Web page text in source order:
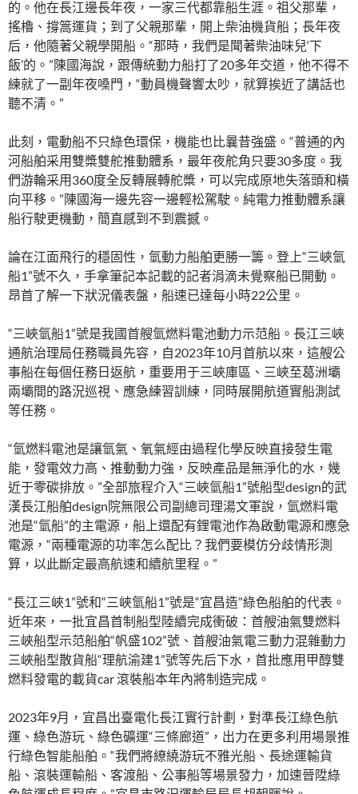
的。他在長江邊長年夜，一家三代都靠船生涯。祖父那輩，
搖櫓、撐篙運貨；到了父親那輩，開上柴油機貨船；長年夜
后，他隨著父親學開船。“那時，我們是聞著柴油味兒‘下
飯’的。”陳國海說，跟傳統動力船打了20多年交道，他不得不
練就了一副年夜嗓門，“動員機聲響太吵，就算挨近了講話也
聽不清。”
此刻，電動船不只綠色環保，機能也比曩昔強盛。“普通的內
河船舶采用雙槳雙舵推動體系，最年夜舵角只要30多度。我
們游輪采用360度全反轉展轉舵槳，可以完成原地失落頭和橫
向平移。”陳國海一邊先容一邊輕松駕駛。純電力推動體系讓
船行駛更機動，簡直感到不到震撼。
論在江面飛行的穩固性，氫動力船舶更勝一籌。登上“三峽氫
船1”號不久，手拿筆記本記載的記者涓滴未覺察船已開動。
昂首了解一下狀況儀表盤，船速已達每小時22公里。
“三峽氫船1”號是我國首艘氫燃料電池動力示范船。長江三峽
通航治理局任務職員先容，自2023年10月首航以來，這艘公
事船在每個任務日返航，重要用于三峽庫區、三峽至葛洲壩
兩壩間的路況巡視、應急練習訓練，同時展開航道實船測試
等任務。
“氫燃料電池是讓氫氣、氧氣經由過程化學反映直接發生電
能，發電效力高、推動動力強，反映產品是無淨化的水，幾
近于零碳排放。”全部旅程介入“三峽氫船1”號船型design的武
漢長江船舶design院無限公司副總司理湯文軍說，氫燃料電
池是“氫船”的主電源，船上還配有鋰電池作為啟動電源和應急
電源，“兩種電源的功率怎么配比？我們要模仿分歧情形測
算，以此斷定最高航速和續航里程。”
“長江三峽1”號和“三峽氫船1”號是“宜昌造”綠色船舶的代表。
近年來，一批宜昌首制船型陸續完成衝破：首艘油氣雙燃料
三峽船型示范船舶“帆盛102”號、首艘油氣電三動力混雜動力
三峽船型散貨船“理航渝建1”號等先后下水，首批應用甲醇雙
燃料發電的載貨car 滾裝船本年內將制造完成。
2023年9月，宜昌出臺電化長江實行計劃，對準長江綠色航
運、綠色游玩、綠色礦運“三條廊道”，出力在更多利用場景推
行綠色智能船舶。“我們將繚繞游玩不雅光船、長途運輸貨
船、滾裝運輸船、客渡船、公事船等場景發力，加速晉陞綠